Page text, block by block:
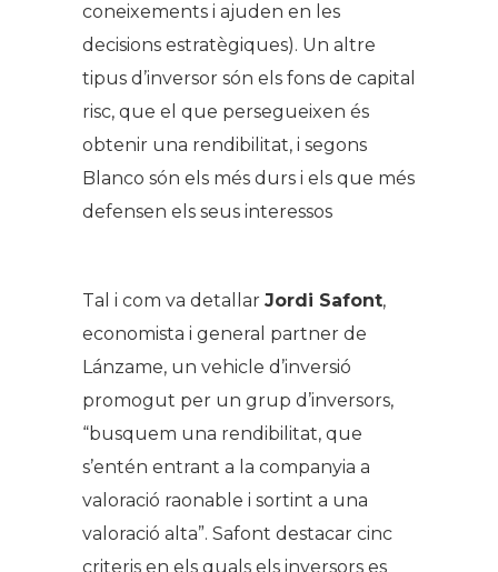
coneixements i ajuden en les
decisions estratègiques). Un altre
tipus d’inversor són els fons de capital
risc, que el que persegueixen és
obtenir una rendibilitat, i segons
Blanco són els més durs i els que més
defensen els seus interessos
Tal i com va detallar Jordi Safont,
economista i general partner de
Lánzame, un vehicle d’inversió
promogut per un grup d’inversors,
“busquem una rendibilitat, que
s’entén entrant a la companyia a
valoració raonable i sortint a una
valoració alta”. Safont destacar cinc
criteris en els quals els inversors es